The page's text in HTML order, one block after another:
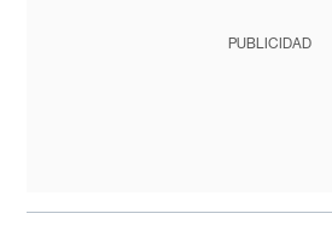
PUBLICIDAD